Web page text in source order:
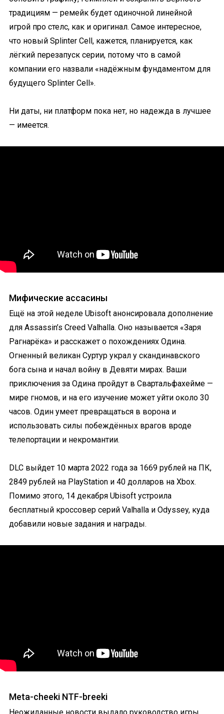
традициям — ремейк будет одиночной линейной
игрой про стелс, как и оригинал. Самое интересное,
что новый Splinter Cell, кажется, планируется, как
лёгкий перезапуск серии, потому что в самой
компании его назвали «надёжным фундаментом для
будущего Splinter Cell».
Ни даты, ни платформ пока нет, но надежда в лучшее
— имеется.
Мифические ассасины
Ещё на этой неделе Ubisoft анонсировала дополнение
для Assassin’s Creed Valhalla. Оно называется «Заря
Рагнарёка» и расскажет о похождениях Одина.
Огненный великан Суртур украл у скандинавского
бога сына и начал войну в Девяти мирах. Ваши
приключения за Одина пройдут в Свартальфахейме —
мире гномов, и на его изучение может уйти около 30
часов. Один умеет превращаться в ворона и
использовать силы побеждённых врагов вроде
телепортации и некромантии.
DLC выйдет 10 марта 2022 года за 1669 рублей на ПК,
2849 рублей на PlayStation и 40 долларов на Xbox.
Помимо этого, 14 декабря Ubisoft устроила
бесплатный кроссовер серий Valhalla и Odyssey, куда
добавили новые задания и награды.
Meta-cheeki NTF-breeki